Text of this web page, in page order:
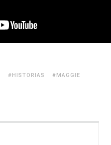
HISTORIAS
MAGGIE